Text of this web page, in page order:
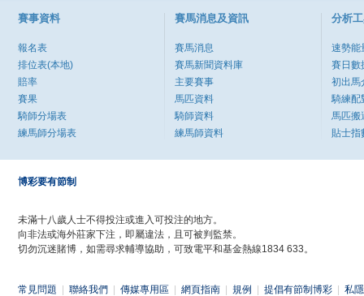
賽事資料
報名表
排位表(本地)
賠率
賽果
騎師分場表
練馬師分場表
賽馬消息及資訊
賽馬消息
賽馬新聞資料庫
主要賽事
馬匹資料
騎師資料
練馬師資料
分析
速勢能
賽日數
初出馬
騎練配
馬匹搬
貼士指
博彩要有節制
未滿十八歲人士不得投注或進入可投注的地方。
向非法或海外莊家下注，即屬違法，且可被判監禁。
切勿沉迷賭博，如需尋求輔導協助，可致電平和基金熱線1834 633。
常見問題 聯絡我們 傳媒專用區 網頁指南 規例 提倡有節制博彩 私